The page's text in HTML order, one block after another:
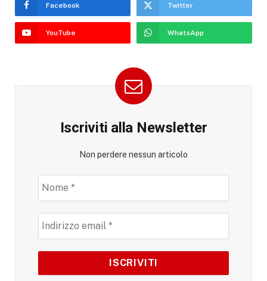
Facebook Twitter
YouTube WhatsApp
Iscriviti alla Newsletter
Non perdere nessun articolo